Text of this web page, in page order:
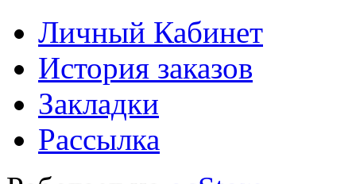
Личный Кабинет
История заказов
Закладки
Рассылка